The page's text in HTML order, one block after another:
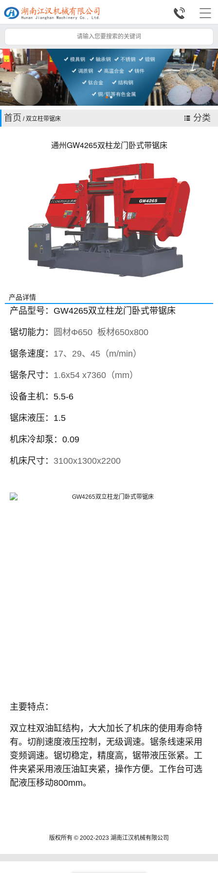


分类
首页 / 双立柱带锯床
通州GW4265双柱龙门卧式带锯床
产品详情
产品型号：GW4265双立柱龙门卧式带锯床
锯切能力： 圆材Φ650 板材650x800
锯条速度： 17、29、45（m/min）
锯条尺寸： 1.6x54 x7360 （mm）
设备主机：5.5-6
锯床液压：1.5
机床冷却泵：0.09
机床尺寸： 3100x1300x2200
主要特点：
双立柱双油缸结构，大大加长了机床的使用寿命特
有。切削速度液压控制，无级调速。锯条线速采用
变频调速。锯切稳定，精度高，锯带液压张紧。工
件夹紧采用液压油缸夹紧，操作方便。工作台可选
配液压移动800mm。
版权所有 © 2002-2023 湖南江汉机械有限公司